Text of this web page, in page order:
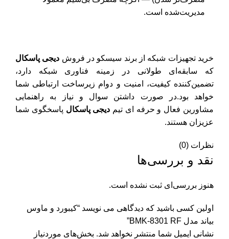
مدیریت‌شده است.
خرید تجهیزات شبکه از برند سیسکو در فروش دیجی پاسکال
که سابقه‌ای طولانی در زمینه فناوری شبکه دارد،
تضمین‌کننده کیفیت، امنیت و دوام زیرساخت ارتباطی شما
خواهد بود.در صورت داشتن سوال و نیاز به راهنمایی
مشاورین فعال و حرفه ای تیم دیجی پاسکال پاسخگوی شما
عزیزان هستند.
نظرات (0)
نقد و بررسی‌ها
هنوز بررسی‌ای ثبت نشده است.
اولین کسی باشید که دیدگاهی می نویسد “کیبورد و ماوس
بیاند مدل BMK-8301 RF”
نشانی ایمیل شما منتشر نخواهد شد. بخش‌های موردنیاز